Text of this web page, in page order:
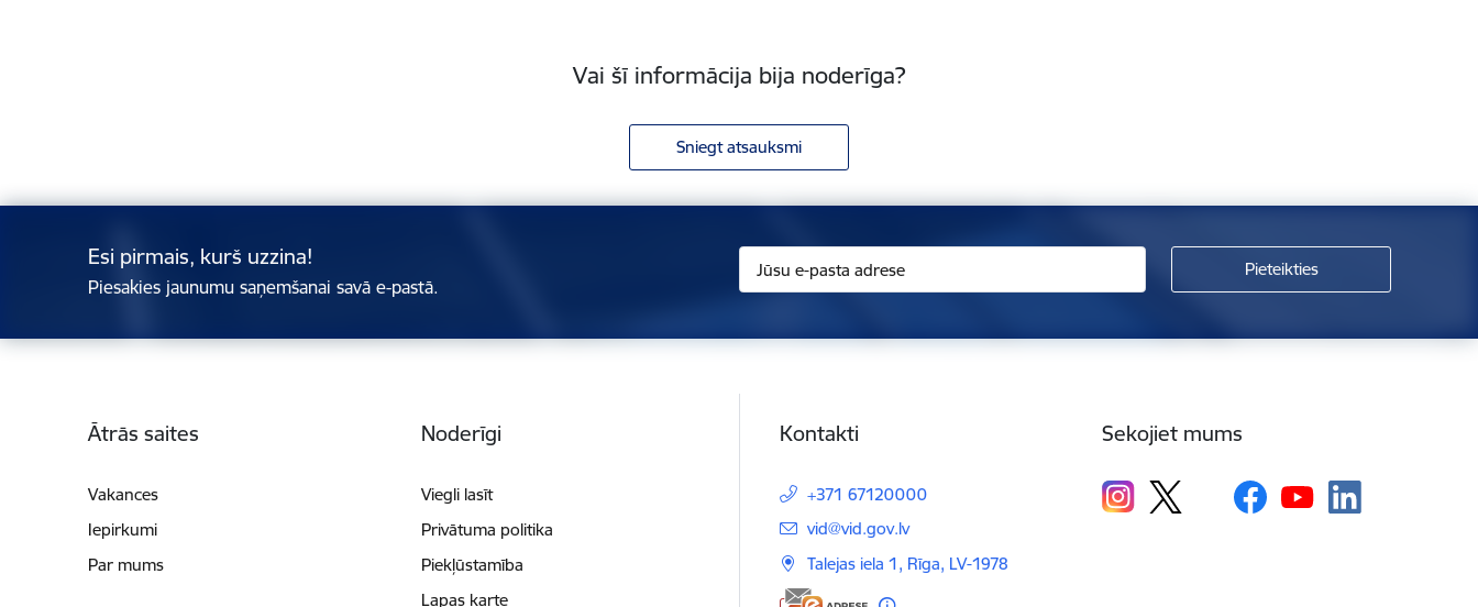
Vai šī informācija bija noderīga?
Sniegt atsauksmi
Esi pirmais, kurš uzzina!
Piesakies jaunumu saņemšanai savā e-pastā.
Ātrās saites
Vakances
Iepirkumi
Par mums
Noderīgi
Viegli lasīt
Privātuma politika
Piekļūstamība
Lapas karte
Kontakti
+371 67120000
E-pasts:
vid@vid.gov.lv
Talejas iela 1, Rīga, LV-1978
Sekojiet mums